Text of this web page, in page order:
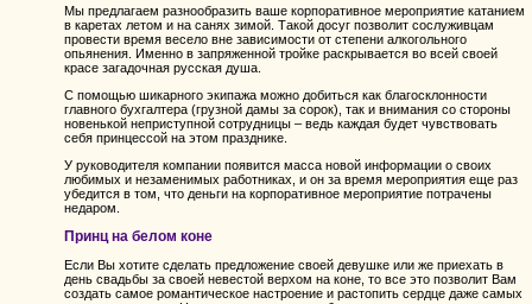
Мы предлагаем разнообразить ваше корпоративное мероприятие катанием
в каретах летом и на санях зимой. Такой досуг позволит сослуживцам
провести время весело вне зависимости от степени алкогольного
опьянения. Именно в запряженной тройке раскрывается во всей своей
красе загадочная русская душа.
С помощью шикарного экипажа можно добиться как благосклонности
главного бухгалтера (грузной дамы за сорок), так и внимания со стороны
новенькой неприступной сотрудницы – ведь каждая будет чувствовать
себя принцессой на этом празднике.
У руководителя компании появится масса новой информации о своих
любимых и незаменимых работниках, и он за время мероприятия еще раз
убедится в том, что деньги на корпоративное мероприятие потрачены
недаром.
Принц на белом коне
Если Вы хотите сделать предложение своей девушке или же приехать в
день свадьбы за своей невестой верхом на коне, то все это позволит Вам
создать самое романтическое настроение и растопить сердце даже самых